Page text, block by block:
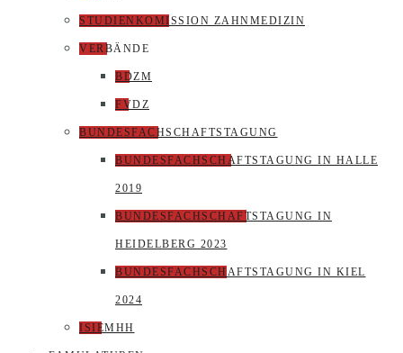
STUDIENKOMISSION ZAHNMEDIZIN
VERBÄNDE
BDZM
FVDZ
BUNDESFACHSCHAFTSTAGUNG
BUNDESFACHSCHAFTSTAGUNG IN HALLE
2019
BUNDESFACHSCHAFTSTAGUNG IN
HEIDELBERG 2023
BUNDESFACHSCHAFTSTAGUNG IN KIEL
2024
ISIEMHH